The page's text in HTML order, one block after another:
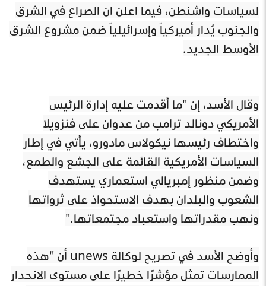
لسياسات واشنطن، فيما اعلن ان الصراع في الشرق
والجنوب يُدار أميركياً وإسرائيلياً ضمن مشروع الشرق
الأوسط الجديد.
وقال الأسد، إن "ما أقدمت عليه إدارة الرئيس
الأمريكي دونالد ترامب من عدوان على فنزويلا
واختطاف رئيسها نيكولاس مادورو، يأتي في إطار
السياسات الأمريكية القائمة على الجشع والطمع،
وضمن منظور إمبريالي استعماري يستهدف
الشعوب والبلدان بهدف الاستحواذ على ثرواتها
ونهب مقدراتها واستعباد مجتمعاتها."
وأوضح الأسد في تصريح لوكالة unews أن "هذه
الممارسات تمثل مؤشرًا خطيرًا على مستوى الانحدار